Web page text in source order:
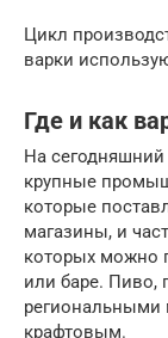
Цикл
варки
Где и как
На
крупные
которые
магазины, и
которых можно
или баре. Пиво,
региональными
крафтовым.